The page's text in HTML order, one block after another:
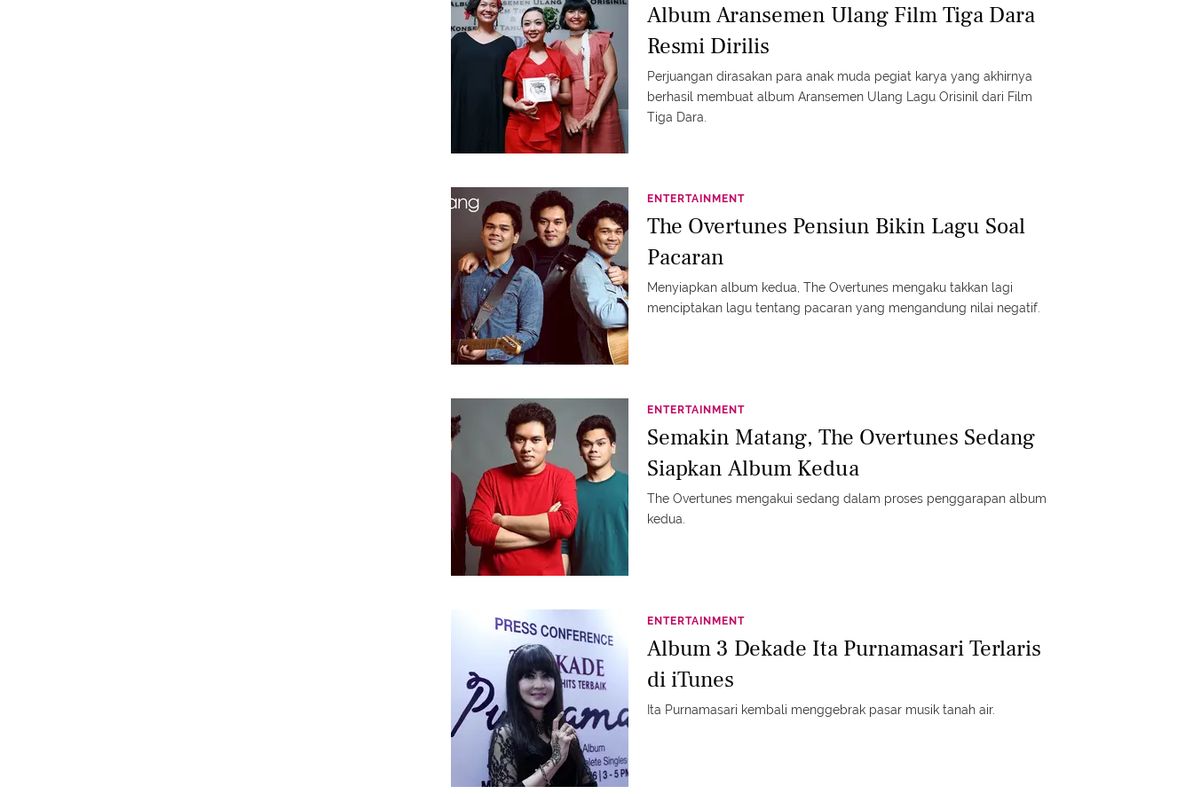
Album Aransemen Ulang Film Tiga Dara
Resmi Dirilis
Perjuangan dirasakan para anak muda pegiat karya yang akhirnya
berhasil membuat album Aransemen Ulang Lagu Orisinil dari Film
Tiga Dara.
ENTERTAINMENT
The Overtunes Pensiun Bikin Lagu Soal
Pacaran
Menyiapkan album kedua, The Overtunes mengaku takkan lagi
menciptakan lagu tentang pacaran yang mengandung nilai negatif.
ENTERTAINMENT
Semakin Matang, The Overtunes Sedang
Siapkan Album Kedua
The Overtunes mengakui sedang dalam proses penggarapan album
kedua.
ENTERTAINMENT
Album 3 Dekade Ita Purnamasari Terlaris
di iTunes
Ita Purnamasari kembali menggebrak pasar musik tanah air.